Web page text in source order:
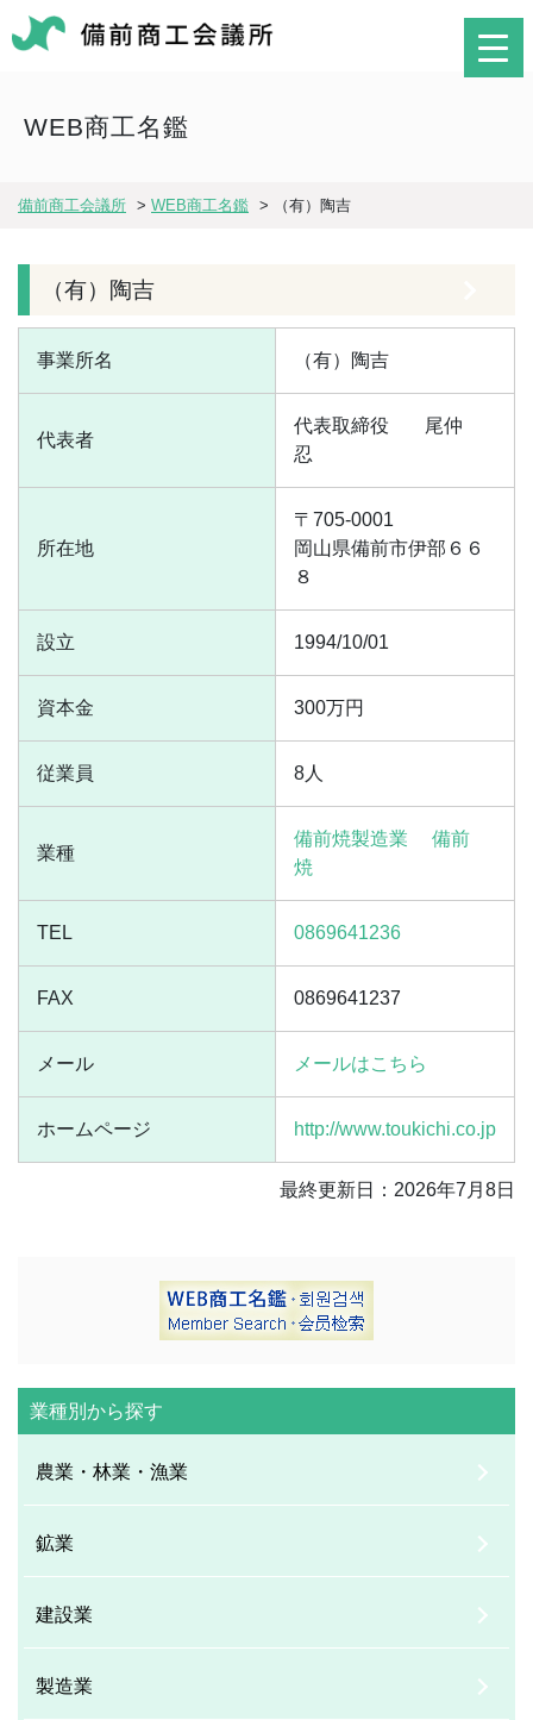
WEB商工名鑑
備前商工会議所 > WEB商工名鑑 > （有）陶吉
（有）陶吉
事業所名 （有）陶吉
代表者
代表取締役
尾仲
忍
所在地
〒705-0001
岡山県備前市伊部６６
８
設立 1994/10/01
資本金 300万円
従業員 8人
業種
備前焼製造業
備前
焼
TEL 0869641236
FAX 0869641237
メール メールはこちら
ホームページ http://www.toukichi.co.jp
最終更新日：2026年7月8日
業種別から探す
農業・林業・漁業
鉱業
建設業
製造業